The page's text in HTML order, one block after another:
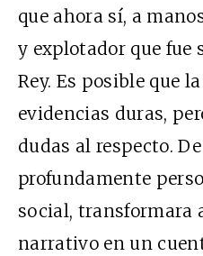
que ahora sí, a
y explotador que fue
Rey. Es posible que
evidencias duras,
dudas al respecto.
profundamente
social, transformara
narrativo en un